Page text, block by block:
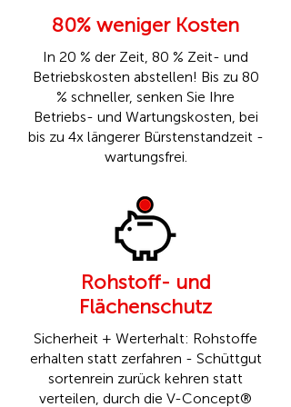
80% weniger Kosten
In 20 % der Zeit, 80 % Zeit- und
Betriebskosten abstellen! Bis zu 80
% schneller, senken Sie Ihre
Betriebs- und Wartungskosten, bei
bis zu 4x längerer Bürstenstandzeit -
wartungsfrei.
Rohstoff- und
Flächenschutz
Sicherheit + Werterhalt: Rohstoffe
erhalten statt zerfahren - Schüttgut
sortenrein zurück kehren statt
verteilen, durch die V-Concept®